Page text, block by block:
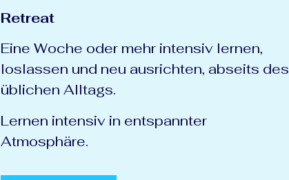
Retreat
Eine Woche oder mehr intensiv lernen,
loslassen und neu ausrichten, abseits des
üblichen Alltags.
Lernen intensiv in entspannter
Atmosphäre.